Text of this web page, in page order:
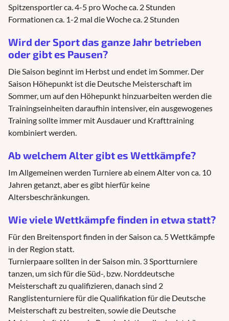
Spitzensportler ca. 4-5 pro Woche ca. 2 Stunden
Formationen ca. 1-2 mal die Woche ca. 2 Stunden
Wird der Sport das ganze Jahr betrieben
oder gibt es Pausen?
Die Saison beginnt im Herbst und endet im Sommer. Der
Saison Höhepunkt ist die Deutsche Meisterschaft im
Sommer, um auf den Höhepunkt hinzuarbeiten werden die
Trainingseinheiten daraufhin intensiver, ein ausgewogenes
Training sollte immer mit Ausdauer und Krafttraining
kombiniert werden.
Ab welchem Alter gibt es Wettkämpfe?
Im Allgemeinen werden Turniere ab einem Alter von ca. 10
Jahren getanzt, aber es gibt hierfür keine
Altersbeschränkungen.
Wie viele Wettkämpfe finden in etwa statt?
Für den Breitensport finden in der Saison ca. 5 Wettkämpfe
in der Region statt.
Turnierpaare sollten in der Saison min. 3 Sportturniere
tanzen, um sich für die Süd-, bzw. Norddeutsche
Meisterschaft zu qualifizieren, danach sind 2
Ranglistenturniere für die Qualifikation für die Deutsche
Meisterschaft zu bestreiten, sowie die Deutsche